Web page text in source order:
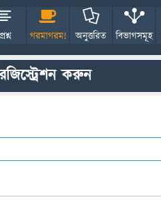
প্রশ্ন গরমাগরম! অনুত্তরিত বিভাগসমূহ
করুন